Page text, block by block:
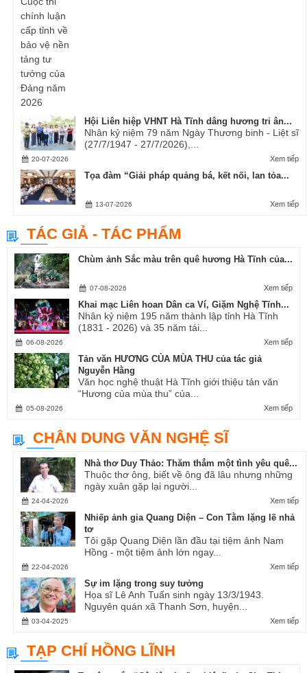
Hội Liên hiệp VHNT Hà Tĩnh dâng hương tri ân...
Nhân kỷ niệm 79 năm Ngày Thương binh - Liệt sĩ
(27/7/1947 - 27/7/2026),...
Xem tiếp
20-07-2026
Tọa đàm “Giải pháp quảng bá, kết nối, lan tỏa...
Xem tiếp
13-07-2026
TÁC GIẢ - TÁC PHẨM
Chùm ảnh Sắc màu trên quê hương Hà Tĩnh của...
Xem tiếp
07-08-2026
Khai mạc Liên hoan Dân ca Ví, Giặm Nghệ Tĩnh...
Nhân kỷ niệm 195 năm thành lập tỉnh Hà Tĩnh
(1831 - 2026) và 35 năm tái...
Xem tiếp
06-08-2026
Tản văn HƯƠNG CỦA MÙA THU của tác giả
Nguyễn Hằng
Văn học nghệ thuật Hà Tĩnh giới thiệu tản văn
“Hương của mùa thu” của...
Xem tiếp
05-08-2026
CHÂN DUNG VĂN NGHỆ SĨ
Nhà thơ Duy Thảo: Thăm thẳm một tình yêu quê...
Thuộc thơ ông, biết về ông đã lâu nhưng những
ngày xuân gặp lại người...
Xem tiếp
24-04-2026
Nhiếp ảnh gia Quang Diện – Con Tằm lặng lẽ nhả
tơ
Tôi gặp Quang Diện lần đầu tại tiệm ảnh Nam
Hồng - một tiệm ảnh lớn ngay...
Xem tiếp
22-04-2026
Sự im lặng trong suy tưởng
Họa sĩ Lê Anh Tuấn sinh ngày 13/3/1943.
Nguyên quán xã Thanh Sơn, huyện...
Xem tiếp
03-04-2025
TẠP CHÍ HỒNG LĨNH